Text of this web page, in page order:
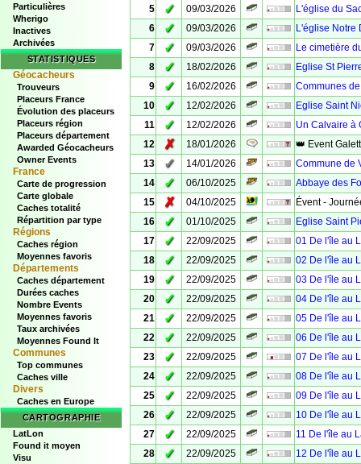
Particulières
Wherigo
Inactives
Archivées
STATISTIQUES
Géocacheurs
Trouveurs
Placeurs France
Évolution des placeurs
Placeurs région
Placeurs département
Awarded Géocacheurs
Owner Events
France
Carte de progression
Carte globale
Caches totalité
Répartition par type
Régions
Caches région
Moyennes favoris
Départements
Caches département
Durées caches
Nombre Events
Moyennes favoris
Taux archivées
Moyennes Found It
Communes
Top communes
Caches ville
Divers
Caches en Europe
CARTOGRAPHIE
LatLon
Found it moyen
Visu
5
✓ 09/03/2026
L'église du
6
✓ 09/03/2026
L'église Notre
7
✓ 09/03/2026
Le cimetière
8
✓ 18/02/2026
Eglise St
9
✓ 16/02/2026
Communes
10
✓ 12/02/2026
Eglise Saint
11
✓ 12/02/2026
Un Calvaire à
12
✗ 18/01/2026
👑 Event
13
✓ 14/01/2026
Commune de
14
✓ 06/10/2025
Abbaye des
15
✗ 04/10/2025
Évent -
16
✓ 01/10/2025
Eglise Saint
17
✓ 22/09/2025
01 De l'île au
18
✓ 22/09/2025
02 De l'île au
19
✓ 22/09/2025
03 De l'île au
20
✓ 22/09/2025
04 De l'île au
21
✓ 22/09/2025
05 De l'île au
22
✓ 22/09/2025
06 De l'île au
23
✓ 22/09/2025
07 De l'île au
24
✓ 22/09/2025
08 De l'île au
25
✓ 22/09/2025
09 De l'île au
26
✓ 22/09/2025
10 De l'île au
27
✓ 22/09/2025
11 De l'île au
28
✓ 22/09/2025
12 De l'île au